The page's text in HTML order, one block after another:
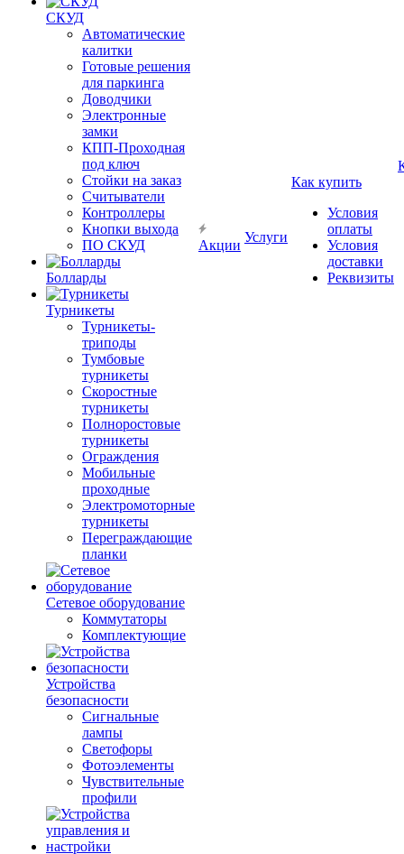
СКУД
Автоматические
калитки
Готовые решения
для паркинга
Доводчики
Электронные
замки
КПП-Проходная
под ключ
Стойки на заказ
Считыватели
Контроллеры
Кнопки выхода
ПО СКУД
Болларды
Турникеты
Турникеты-
триподы
Тумбовые
турникеты
Скоростные
турникеты
Полноростовые
турникеты
Ограждения
Мобильные
проходные
Электромоторные
турникеты
Переграждающие
планки
Сетевое оборудование
Коммутаторы
Комплектующие
Устройства
безопасности
Сигнальные
лампы
Светофоры
Фотоэлементы
Чувствительные
профили
Акции
Услуги
Как купить
Условия
оплаты
Условия
доставки
Реквизиты